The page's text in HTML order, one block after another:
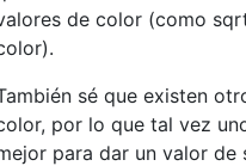
de color (como
sé que existen
por lo que tal vez
para dar un valor de